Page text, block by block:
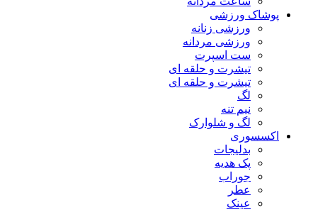
پوشاک ورزشی
ورزشی زنانه
ورزشی مردانه
ست اسپرت
تیشرت و حلقه ای
تیشرت و حلقه ای
لگ
نیم تنه
لگ و شلوارک
اکسسوری
بدلیجات
پک هدیه
جوراب
عطر
عینک